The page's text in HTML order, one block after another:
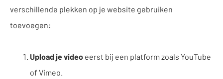
verschillende plekken op je website gebruiken
toevoegen:
Upload je video eerst bij een platform zoals YouTube
of Vimeo.